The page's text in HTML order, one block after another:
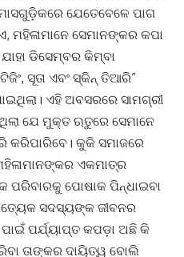
ଯେତେବେଳେ ପାଗ
ମହିଳାମାନେ ସେମାନଙ୍କର କପା
ଡିସେମ୍ବର କିମ୍ବା
ସୂତା ଏବଂ ସ୍କିନ୍ ତିଆରି”
ଏହି ଅବସରରେ ସାମଗ୍ରୀ
ଯେ ମୁକ୍ତ ଋତୁରେ ସେମାନେ
କରିପାରିବେ। କୁକି ସମାଜରେ
ଏକମାତ୍ର
ପରିବାରକୁ ପୋଷାକ ପିନ୍ଧାଇବା
ସଦସ୍ୟଙ୍କ ଜୀବନର
ପର୍ଯ୍ୟାପ୍ତ କପଡ଼ା ଅଛି କି
ତାଙ୍କର ଦାୟିତ୍ୱ ବୋଲି